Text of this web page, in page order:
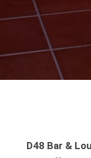
D48 Bar &